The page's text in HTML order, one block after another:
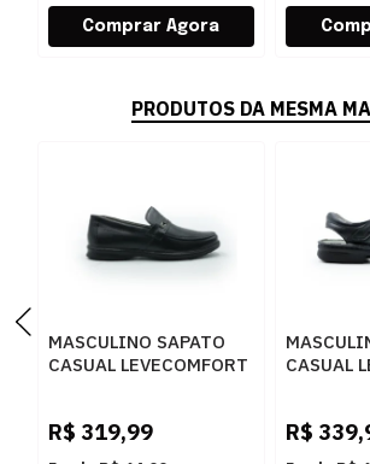
PRODUTOS DA MESMA
MASCULINO SAPATO
CASUAL LEVECOMFORT
R$ 319,99
CASUAL
R$